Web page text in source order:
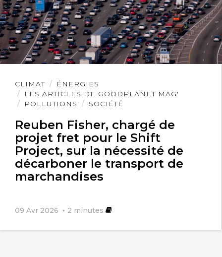
CLIMAT
ÉNERGIES
LES ARTICLES DE GOODPLANET MAG'
POLLUTIONS
SOCIÉTÉ
Reuben Fisher, chargé de
projet fret pour le Shift
Project, sur la nécessité de
décarboner le transport de
marchandises
09 Avr 2026 2 minutes
Lire
l'article